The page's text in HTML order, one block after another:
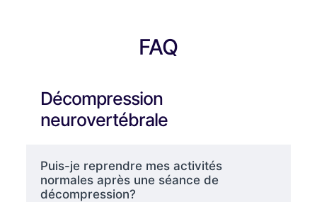
FAQ
Décompression
neurovertébrale
Puis-je reprendre mes activités
normales après une séance de
décompression?